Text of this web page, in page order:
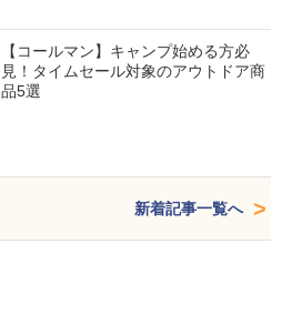
【コールマン】キャンプ始める方必
見！タイムセール対象のアウトドア商
品5選
新着記事一覧へ